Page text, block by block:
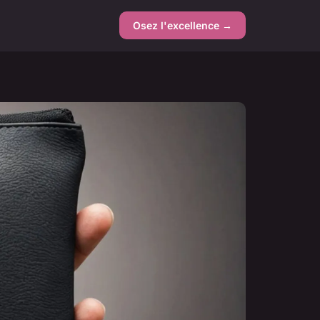
Osez l'excellence →